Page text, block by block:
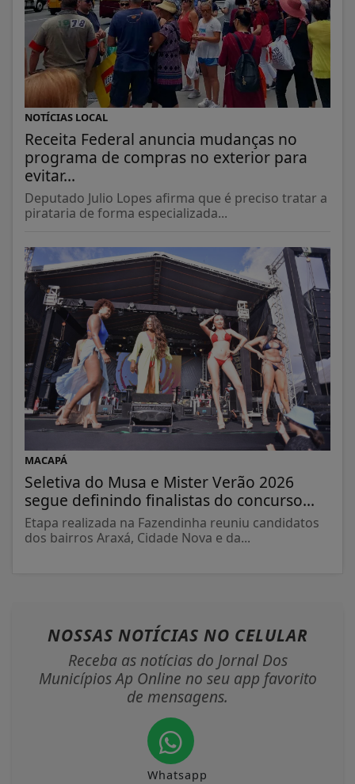
NOTÍCIAS LOCAL
Receita Federal anuncia mudanças no
programa de compras no exterior para
evitar...
Deputado Julio Lopes afirma que é preciso tratar a
pirataria de forma especializada...
MACAPÁ
Seletiva do Musa e Mister Verão 2026
segue definindo finalistas do concurso...
Etapa realizada na Fazendinha reuniu candidatos
dos bairros Araxá, Cidade Nova e da...
NOSSAS NOTÍCIAS NO CELULAR
Receba as notícias do Jornal Dos
Municípios Ap Online no seu app favorito
de mensagens.
Whatsapp